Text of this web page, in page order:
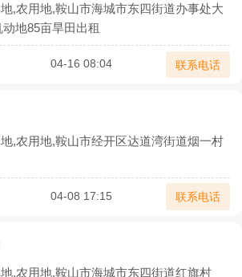
,农用地,鞍山市海城市东四街道办事处大
地85亩旱田出租
04-16 08:04 联系电话
,农用地,鞍山市经开区达道湾街道烟一村
04-08 17:15 联系电话
,农用地,鞍山市海城市东四街道红旗村